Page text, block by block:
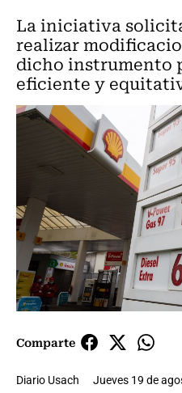
La iniciativa
realizar
dicho instrumento
eficiente y
Comparte
Diario Usach Jueves 19 de